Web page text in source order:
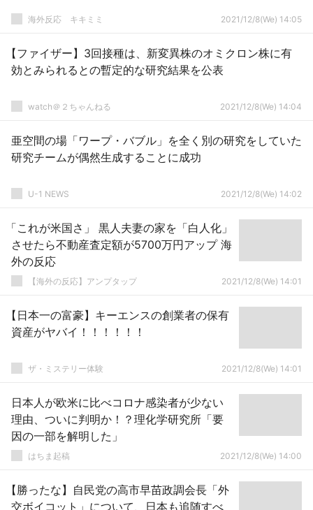
­海外反応 キキミミ 2021/12/8(We) 14:05
【ファイザー】3回接種は、新変異株のオミクロン株に有
効とみられるとの暫定的な研究結果を公表
watch＠２ちゃんねる 2021/12/8(We) 14:04
亜空間の場「ワープ・バブル」を全く別の研究をしていた
研究チームが偶然生成することに成功
U-1 NEWS 2021/12/8(We) 14:02
「これが米国さ」 黒人夫妻の家を「白人化」
させたら不動産査定額が5700万円アップ 海
外の反応
【海外の反応】アンプタップ 2021/12/8(We) 14:01
【日本一の富豪】キーエンスの創業者の保有
資産がヤバイ！！！！！！
ザ・ミステリー体験 2021/12/8(We) 14:01
日本人が欧米に比べコロナ感染者が少ない
理由、ついに判明か！？理化学研究所「要
因の一部を解明した」
はちま起稿 2021/12/8(We) 14:00
【勝ったな】自民党の高市早苗政調会長「外
交ボイコット」について、日本も追随すべ